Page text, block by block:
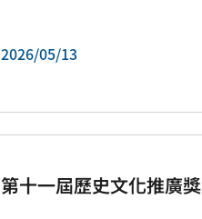
2026/05/13
第十一屆歷史文化推廣獎